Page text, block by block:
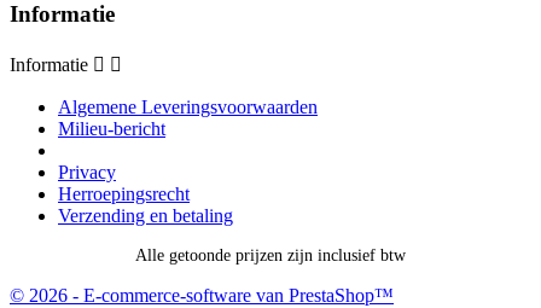
Informatie
Informatie  
Algemene Leveringsvoorwaarden
Milieu-bericht
Privacy
Herroepingsrecht
Verzending en betaling
Alle getoonde prijzen zijn inclusief btw
© 2026 - E-commerce-software van PrestaShop™